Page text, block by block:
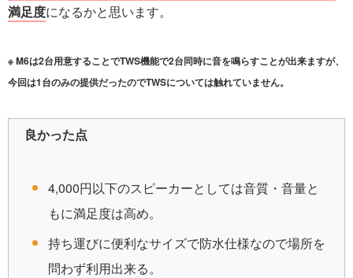
満足度になるかと思います。
※ M6は2台用意することでTWS機能で2台同時に音を鳴らすことが出来ますが、
今回は1台のみの提供だったのでTWSについては触れていません。
良かった点
4,000円以下のスピーカーとしては音質・音量と
もに満足度は高め。
持ち運びに便利なサイズで防水仕様なので場所を
問わず利用出来る。